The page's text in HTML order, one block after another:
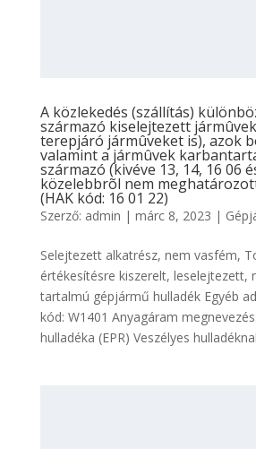
A közlekedés (szállítás)
származó kiselejtezett
terepjáró jármûveket is), azok
valamint a jármûvek
származó (kivéve 13, 14, 16 06
közelebbrõl nem
(HAK kód: 16 01 22)
Szerző: admin | márc 8, 2023 |
Selejtezett alkatrész, nem vasfém,
értékesítésre kiszerelt, leselejtezett,
tartalmú gépjármű hulladék Egyéb
kód: W1401 Anyagáram
hulladéka (EPR) Veszélyes